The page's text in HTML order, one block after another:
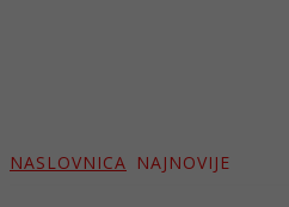
NASLOVNICA NAJNOVIJE